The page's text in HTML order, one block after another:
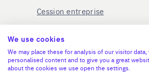
Cession entreprise
Blog
Nous contacter
Mentions légales
We use cookies
We may place these for analysis of our visitor
personalised content and to give you a great
about the cookies we use open the settings.